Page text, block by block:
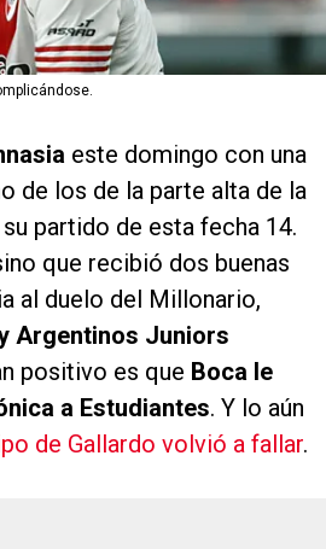
este domingo con una
de los de la parte alta de la
partido de esta fecha 14.
que recibió dos buenas
al duelo del Millonario,
Argentinos Juniors
positivo es que Boca le
a Estudiantes. Y lo aún
de Gallardo volvió a fallar.